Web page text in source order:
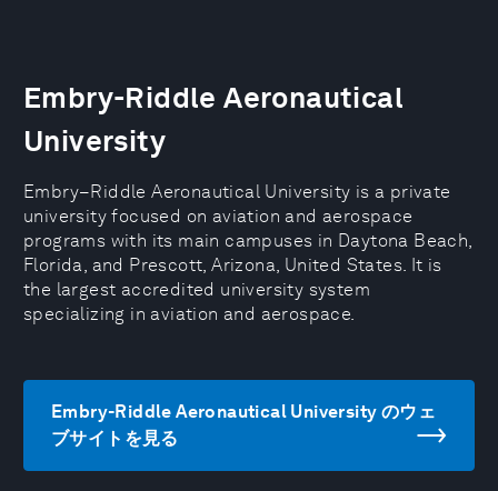
Embry-Riddle Aeronautical
University
Embry–Riddle Aeronautical University is a private
university focused on aviation and aerospace
programs with its main campuses in Daytona Beach,
Florida, and Prescott, Arizona, United States. It is
the largest accredited university system
specializing in aviation and aerospace.
Embry-Riddle Aeronautical University のウェ
ブサイトを見る